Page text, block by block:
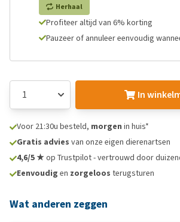
Herhaal
Profiteer altijd van 6% korting
Pauzeer of annuleer eenvoudig
In
Voor 21:30u besteld, morgen in huis*
Gratis advies van onze eigen dierenartsen
4,6/5 ★op Trustpilot - vertrouwd door
Eenvoudig en zorgeloos terugsturen
Wat anderen zeggen